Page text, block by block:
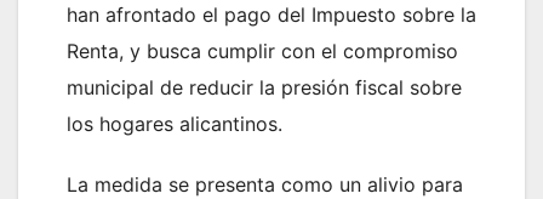
han afrontado el pago del Impuesto sobre la
Renta, y busca cumplir con el compromiso
municipal de reducir la presión fiscal sobre
los hogares alicantinos.
La medida se presenta como un alivio para